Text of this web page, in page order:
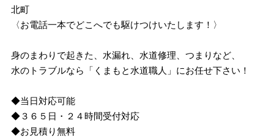
北町
〈お電話一本でどこへでも駆けつけいたします！〉
身のまわりで起きた、水漏れ、水道修理、つまりなど、
水のトラブルなら「くまもと水道職人」にお任せ下さい！
◆当日対応可能
◆３６５日・２４時間受付対応
◆お見積り無料